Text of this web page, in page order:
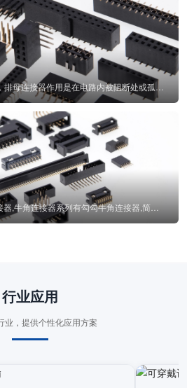
排母连接器Female Header，排母连接器作用是在电路内被阻断处或孤立不通...
行业应用
业，提供个性化应用方案